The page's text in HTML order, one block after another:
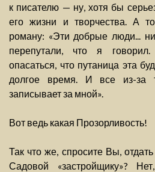
к писателю — ну, хотя бы
его жизни и творчества. А
роману: «Эти добрые люди...
перепутали, что я
опасаться, что путаница эта
долгое время. И все из-за
записывает за мной».
Вот ведь какая Прозорливость!
Так что же, спросите Вы,
Садовой «застройщику»?